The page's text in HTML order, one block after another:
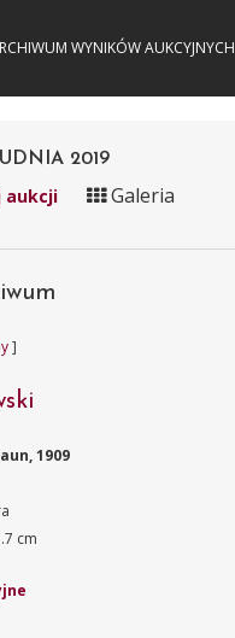
WYNIKÓW AUKCYJNYCH
2019
aukcji Galeria
]
1909
cm